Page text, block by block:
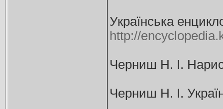
Українська
http://
Черниш Н. І.
Черниш Н. І.